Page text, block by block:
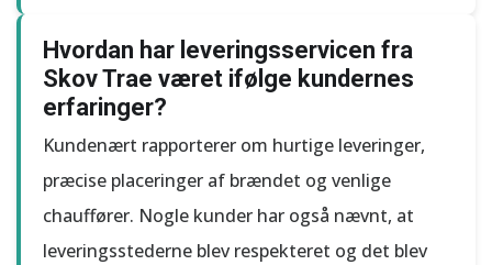
Hvordan har leveringsservicen fra
Skov Trae været ifølge kundernes
erfaringer?
Kundenært rapporterer om hurtige leveringer,
præcise placeringer af brændet og venlige
chauffører. Nogle kunder har også nævnt, at
leveringsstederne blev respekteret og det blev